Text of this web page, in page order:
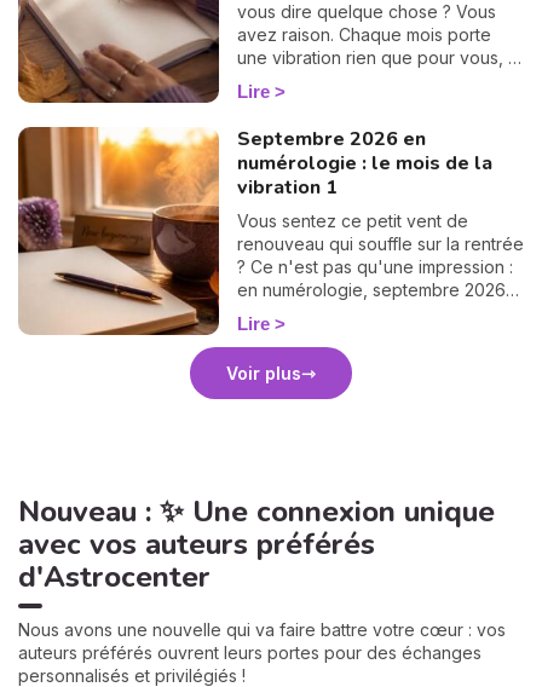
vous dire quelque chose ? Vous
avez raison. Chaque mois porte
une vibration rien que pour vous, et
il suffit d'un petit calcul de 30
secondes pour la révéler. Suivez le
personnel, puis votre mission de
septembre, chiffre par chiffre. 🔢
Lire
Septembre 2026 en
numérologie : le mois de la
vibration 1
Vous sentez ce petit vent de
renouveau qui souffle sur la rentrée
? Ce n'est pas qu'une impression :
en numérologie, septembre 2026
vibre sur le 1, le chiffre des
commencements. Après un mois
d'août tourné vers les bilans, place
à la page blanche. On vous raconte
le climat de ce mois pas comme les
Lire
Voir plus
Nouveau : ✨ Une connexion unique
avec vos auteurs préférés
d'Astrocenter
Nous avons une nouvelle qui va faire battre votre cœur : vos
auteurs préférés ouvrent leurs portes pour des échanges
personnalisés et privilégiés !